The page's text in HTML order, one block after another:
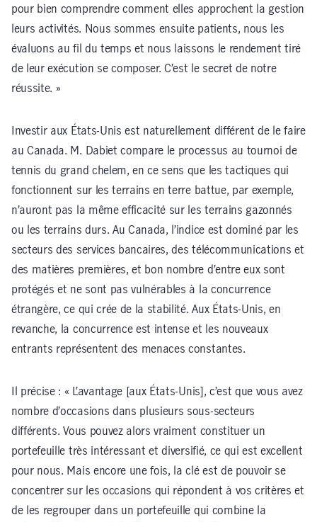
pour bien comprendre comment elles approchent la gestion
leurs activités. Nous sommes ensuite patients, nous les
évaluons au fil du temps et nous laissons le rendement tiré
de leur exécution se composer. C’est le secret de notre
réussite. »
Investir aux États-Unis est naturellement différent de le faire
au Canada. M. Dabiet compare le processus au tournoi de
tennis du grand chelem, en ce sens que les tactiques qui
fonctionnent sur les terrains en terre battue, par exemple,
n’auront pas la même efficacité sur les terrains gazonnés
ou les terrains durs. Au Canada, l’indice est dominé par les
secteurs des services bancaires, des télécommunications et
des matières premières, et bon nombre d’entre eux sont
protégés et ne sont pas vulnérables à la concurrence
étrangère, ce qui crée de la stabilité. Aux États-Unis, en
revanche, la concurrence est intense et les nouveaux
entrants représentent des menaces constantes.
Il précise : « L’avantage [aux États-Unis], c’est que vous avez
nombre d’occasions dans plusieurs sous-secteurs
différents. Vous pouvez alors vraiment constituer un
portefeuille très intéressant et diversifié, ce qui est excellent
pour nous. Mais encore une fois, la clé est de pouvoir se
concentrer sur les occasions qui répondent à vos critères et
de les regrouper dans un portefeuille qui combine la